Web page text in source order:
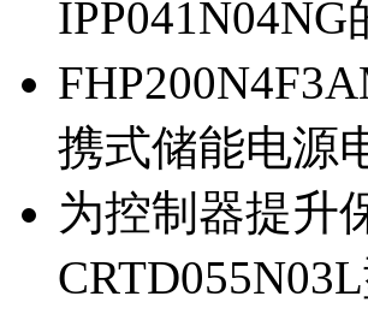
携式储能电源
为控制器提升